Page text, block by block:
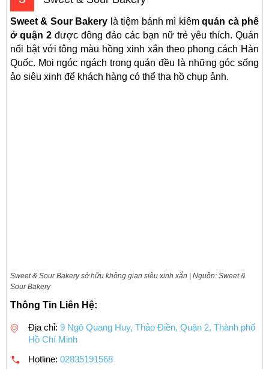
Sweet & Sour Bakery là tiệm bánh mì kiêmquán cà phê
ở quận 2 được đông đảo các bạn nữ trẻ yêu thích. Quán
nổi bật với tông màu hồng xinh xắn theo phong cách Hàn
Quốc. Mọi ngóc ngách trong quán đều là những góc sống
ảo siêu xinh để khách hàng có thể tha hồ chụp ảnh.
Sweet & Sour Bakery sở hữu không gian siêu xinh xắn | Nguồn: Sweet &
Sour Bakery
Thông Tin Liên Hệ:
Địa chỉ: 9 Ngô Quang Huy, Thảo Điền, Quận 2, Thành phố
Hồ Chí Minh
Hotline: 02835191568